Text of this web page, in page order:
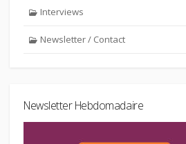
Interviews
Newsletter / Contact
Newsletter Hebdomadaire